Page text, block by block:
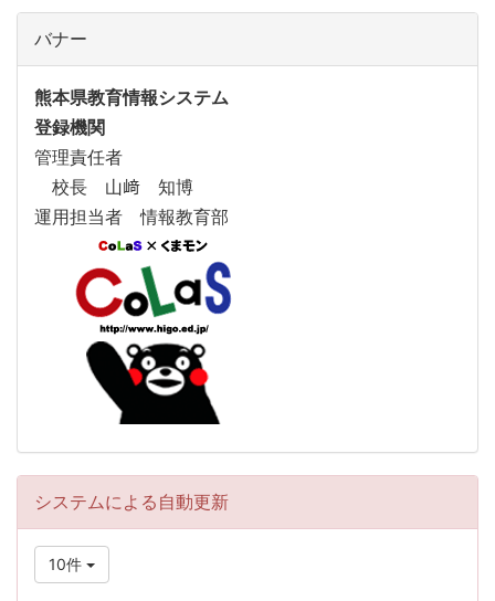
バナー
熊本県教育情報システム
登録機関
管理責任者
校長 山﨑 知博
運用担当者 情報教育部
システムによる自動更新
10件